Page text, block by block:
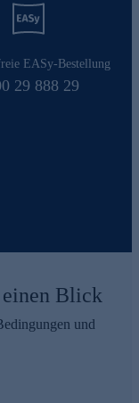
EASy-Bestellung
29 888 29
Blick
und